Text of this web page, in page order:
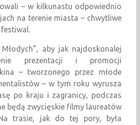
– w kilkunastu odpowiednio
na terenie miasta – chwytliwe
festiwal.
aby jak najdoskonalej
prezentacji i promocji
– tworzonego przez młode
– w tym roku wyrusza
po kraju i zagranicy, podczas
będą zwycięskie filmy laureatów
trasie, jak do tej pory, była